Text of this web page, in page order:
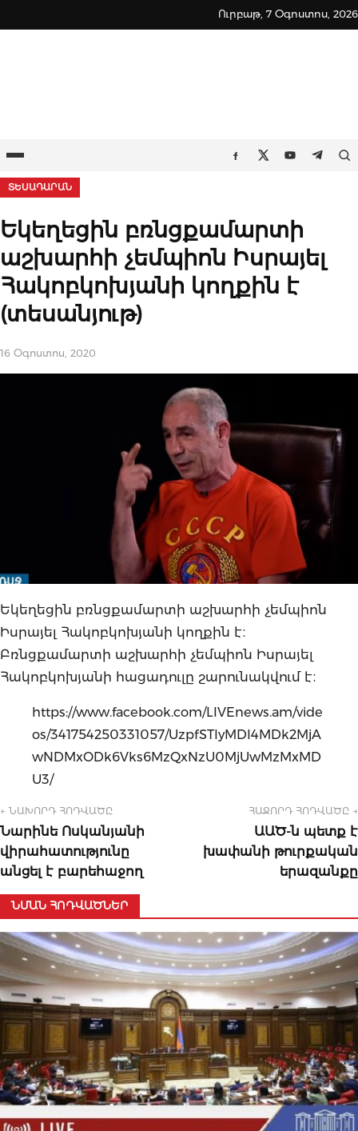
to
Ուրբաթ, 7 Օգոստոս, 2026
Ընտրացանկ Facebook
TwitterYoutube
ՏԵՍԱԴԱՐԱՆ
Եկեղեցին բռնցքամարտի
աշխարհի չեմպիոն Իսրայել
Հակոբկոխյանի կողքին է
(տեսանյութ)
16 Օգոստոս, 2020
Եկեղեցին բռնցքամարտի աշխարհի չեմպիոն
Իսրայել Հակոբկոխյանի կողքին է։
Բռնցքամարտի աշխարհի չեմպիոն Իսրայել
Հակոբկոխյանի հացադուլը շարունակվում է։
https://www.facebook.com/LIVEnews.am/vide
os/341754250331057/UzpfSTIyMDI4MDk2MjA
wNDMxODk6Vks6MzQxNzU0MjUwMzMxMD
U3/
← ՆԱԽՈՐԴ ՀՈԴՎԱԾԸ
Նարինե Ոսկանյանի
վիրահատությունը
անցել է բարեհաջող
ՀԱՋՈՐԴ ՀՈԴՎԱԾԸ →
ԱԱԾ-ն պետք է
խափանի թուրքական
երազանքը
ՆՄԱՆ ՀՈԴՎԱԾՆԵՐ